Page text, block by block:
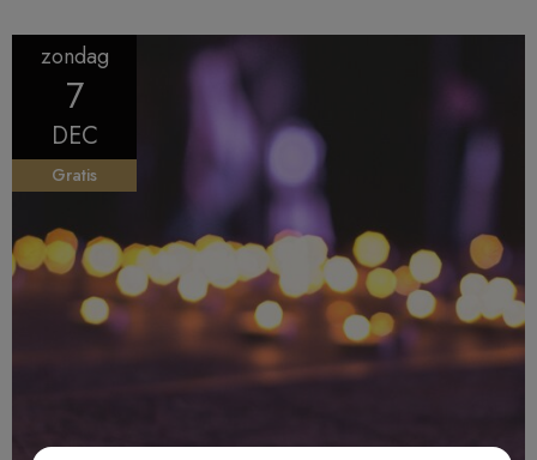
zondag
7
DEC
Gratis